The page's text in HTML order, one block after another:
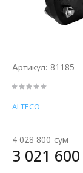
Артикул: 81185
ALTECO
4 028 800 сум
3 021 600